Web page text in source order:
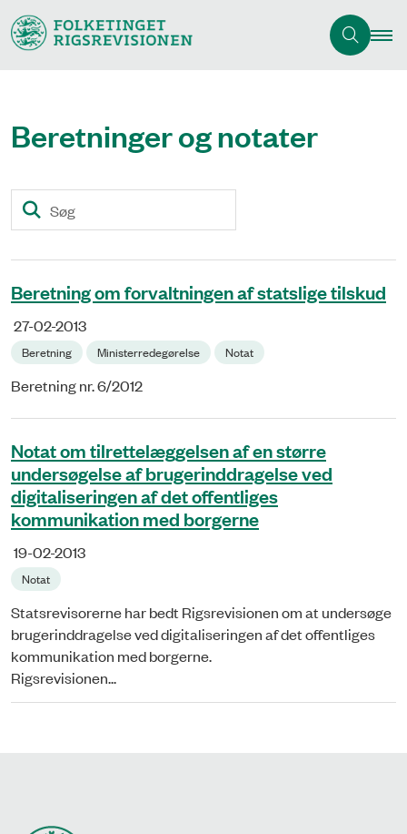
Beretninger og notater
Beretning om forvaltningen af statslige tilskud
27-02-2013
Beretning Ministerredegørelse Notat
Beretning nr. 6/2012
Notat om tilrettelæggelsen af en større
undersøgelse af brugerinddragelse ved
digitaliseringen af det offentliges
kommunikation med borgerne
19-02-2013
Notat
Statsrevisorerne har bedt Rigsrevisionen om at undersøge
brugerinddragelse ved digitaliseringen af det offentliges
kommunikation med borgerne.
Rigsrevisionen...